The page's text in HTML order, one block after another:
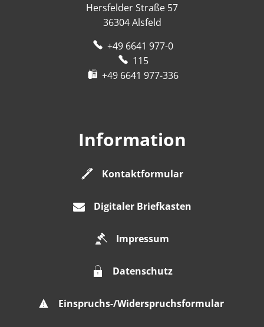
Hersfelder Straße 57
36304 Alsfeld
+49 6641 977-0
115
+49 6641 977-336
Information
Kontaktformular
Digitaler Briefkasten
Impressum
Datenschutz
Einspruchs-/Widerspruchsformular